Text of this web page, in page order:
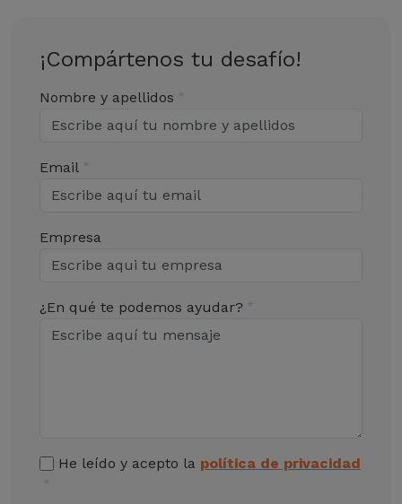
¡Compártenos tu desafío!
Nombre y apellidos
Email
Empresa
¿En qué te podemos ayudar?
He leído y acepto la política de privacidad